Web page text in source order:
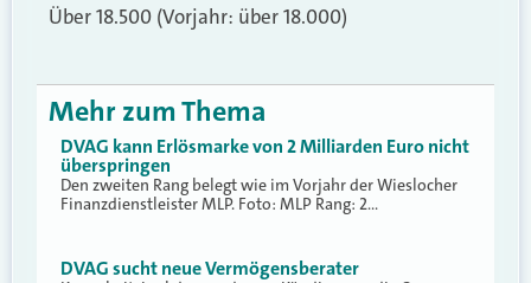
Über 18.500 (Vorjahr: über 18.000)
Mehr zum Thema
DVAG kann Erlösmarke von 2 Milliarden Euro nicht
überspringen
Den zweiten Rang belegt wie im Vorjahr der Wieslocher
Finanzdienstleister MLP. Foto: MLP Rang: 2…
DVAG sucht neue Vermögensberater